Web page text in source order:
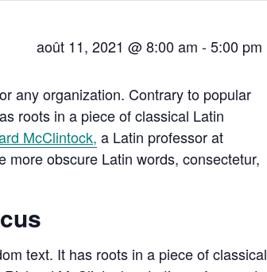
août 11, 2021 @ 8:00 am -5:00 pm
any organization. Contrary to popular
roots in a piece of classical Latin
McClintock, a Latin professor at
more obscure Latin words, consectetur,
text. It has roots in a piece of classical